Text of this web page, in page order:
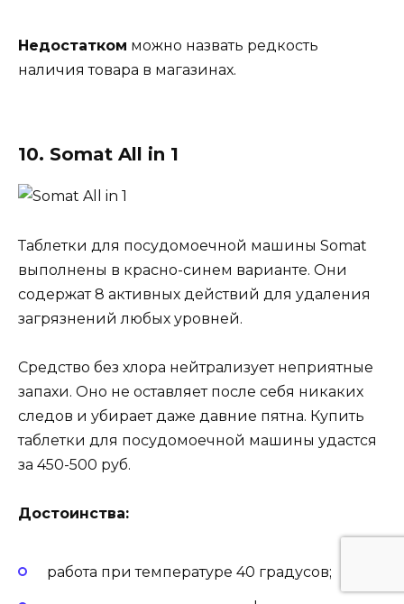
Недостатком можно назвать редкость
наличия товара в магазинах.
10. Somat All in 1
Таблетки для посудомоечной машины Somat
выполнены в красно-синем варианте. Они
содержат 8 активных действий для удаления
загрязнений любых уровней.
Средство без хлора нейтрализует неприятные
запахи. Оно не оставляет после себя никаких
следов и убирает даже давние пятна. Купить
таблетки для посудомоечной машины удастся
за 450-500 руб.
Достоинства:
работа при температуре 40 градусов;